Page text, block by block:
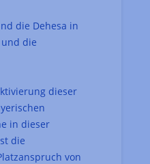
die Dehesa in
die
dieser
in dieser
die
von